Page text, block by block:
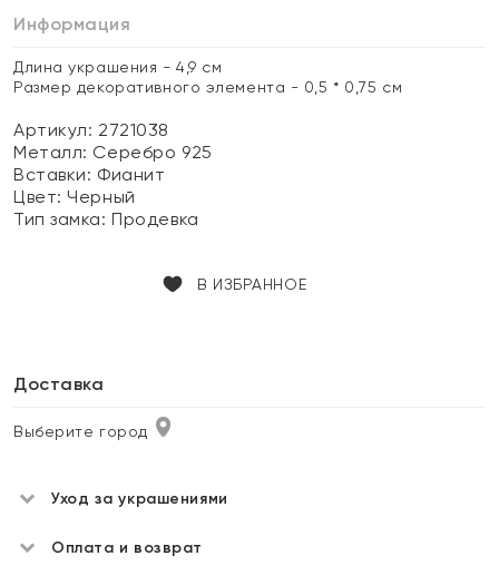
Информация
Длина украшения - 4,9 см
Размер декоративного элемента - 0,5 * 0,75 см
Артикул: 2721038
Металл: Серебро 925
Вставки: Фианит
Цвет:Черный
Тип замка:Продевка
В ИЗБРАННОЕ
Доставка
Выберите город
Уход за украшениями
Оплата и возврат